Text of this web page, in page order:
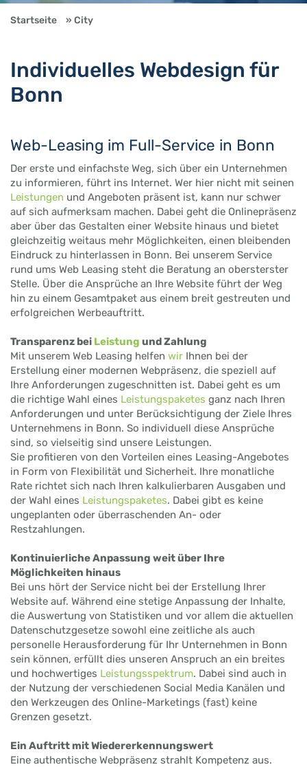
Startseite City
Individuelles Webdesign für
Bonn
Web-Leasing im Full-Service in Bonn
Der erste und einfachste Weg, sich über ein Unternehmen
zu informieren, führt ins Internet. Wer hier nicht mit seinen
Leistungen und Angeboten präsent ist, kann nur schwer
auf sich aufmerksam machen. Dabei geht die Onlinepräsenz
aber über das Gestalten einer Website hinaus und bietet
gleichzeitig weitaus mehr Möglichkeiten, einen bleibenden
Eindruck zu hinterlassen in Bonn. Bei unserem Service
rund ums Web Leasing steht die Beratung an obersterster
Stelle. Über die Ansprüche an Ihre Website führt der Weg
hin zu einem Gesamtpaket aus einem breit gestreuten und
erfolgreichen Werbeauftritt.
Transparenz bei Leistung und Zahlung
Mit unserem Web Leasing helfen wir Ihnen bei der
Erstellung einer modernen Webpräsenz, die speziell auf
Ihre Anforderungen zugeschnitten ist. Dabei geht es um
die richtige Wahl eines Leistungspaketes ganz nach Ihren
Anforderungen und unter Berücksichtigung der Ziele Ihres
Unternehmens in Bonn. So individuell diese Ansprüche
sind, so vielseitig sind unsere Leistungen.
Sie profitieren von den Vorteilen eines Leasing-Angebotes
in Form von Flexibilität und Sicherheit. Ihre monatliche
Rate richtet sich nach Ihren kalkulierbaren Ausgaben und
der Wahl eines Leistungspaketes. Dabei gibt es keine
ungeplanten oder überraschenden An- oder
Restzahlungen.
Kontinuierliche Anpassung weit über Ihre
Möglichkeiten hinaus
Bei uns hört der Service nicht bei der Erstellung Ihrer
Website auf. Während eine stetige Anpassung der Inhalte,
die Auswertung von Statistiken und vor allem die aktuellen
Datenschutzgesetze sowohl eine zeitliche als auch
personelle Herausforderung für Ihr Unternehmen in Bonn
sein können, erfüllt dies unseren Anspruch an ein breites
und hochwertiges Leistungsspektrum. Dabei sind auch in
der Nutzung der verschiedenen Social Media Kanälen und
den Werkzeugen des Online-Marketings (fast) keine
Grenzen gesetzt.
Ein Auftritt mit Wiedererkennungswert
Eine authentische Webpräsenz strahlt Kompetenz aus.